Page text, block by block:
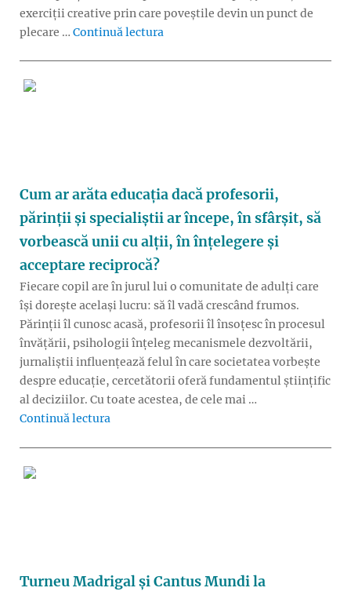
exerciții creative prin care poveștile devin un punct de
plecare … Continuă lectura
Cum ar arăta educația dacă profesorii,
părinții și specialiștii ar începe, în sfârșit, să
vorbească unii cu alții, în înțelegere și
acceptare reciprocă?
Fiecare copil are în jurul lui o comunitate de adulți care
își dorește același lucru: să îl vadă crescând frumos.
Părinții îl cunosc acasă, profesorii îl însoțesc în procesul
învățării, psihologii înțeleg mecanismele dezvoltării,
jurnaliștii influențează felul în care societatea vorbește
despre educație, cercetătorii oferă fundamentul științific
al deciziilor. Cu toate acestea, de cele mai …
Continuă lectura
Turneu Madrigal și Cantus Mundi la